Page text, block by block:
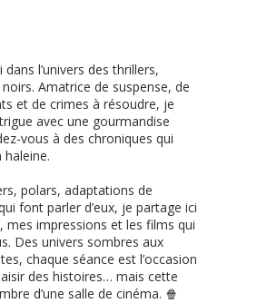
l’univers des thrillers,
Amatrice de suspense, de
et de crimes à résoudre, je
avec une gourmandise
vous à des chroniques qui
polars, adaptations de
font parler d’eux, je partage ici
mes impressions et les films qui
Des univers sombres aux
chaque séance est l’occasion
des histoires… mais cette
d’une salle de cinéma. 🍿